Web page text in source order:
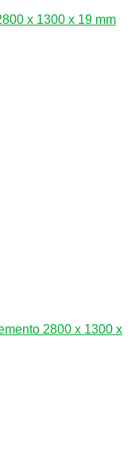
x 1300 x 19 mm
2800 x 1300 x